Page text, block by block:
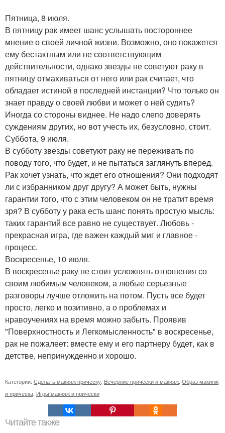
Пятница, 8 июля.
В пятницу рак имеет шанс услышать постороннее
мнение о своей личной жизни. Возможно, оно покажется
ему бестактным или не соответствующим
действительности, однако звезды не советуют раку в
пятницу отмахиваться от него или рак считает, что
обладает истиной в последней инстанции? Что только он
знает правду о своей любви и может о ней судить?
Иногда со стороны виднее. Не надо слепо доверять
суждениям других, но вот учесть их, безусловно, стоит.
Суббота, 9 июля.
В субботу звезды советуют раку не переживать по
поводу того, что будет, и не пытаться заглянуть вперед.
Рак хочет узнать, что ждет его отношения? Они подходят
ли с избранником друг другу? А может быть, нужны
гарантии того, что с этим человеком он не тратит время
зря? В субботу у рака есть шанс понять простую мысль:
таких гарантий все равно не существует. Любовь -
прекрасная игра, где важен каждый миг и главное -
процесс.
Воскресенье, 10 июля.
В воскресенье раку не стоит усложнять отношения со
своим любимым человеком, а любые серьезные
разговоры лучше отложить на потом. Пусть все будет
просто, легко и позитивно, а о проблемах и
нравоучениях на время можно забыть. Проявив
"Поверхностность и Легкомысленность" в воскресенье,
рак не пожалеет: вместе ему и его партнеру будет, как в
детстве, непринужденно и хорошо.
Категории: Сделать макияж прическу Вечерние прически и макияж Образ макияж
и прическа Игры макияж и прически
Читайте также